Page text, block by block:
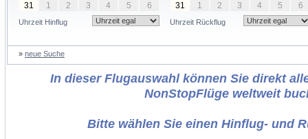
31
1 2 3 4 5 6
Uhrzeit Hinflug
31
1 2 3 4 5 6
Uhrzeit Rückflug
» neue Suche
In dieser Flugauswahl können Sie direkt
NonStopFlüge weltweit
Bitte wählen Sie einen Hinflug- und